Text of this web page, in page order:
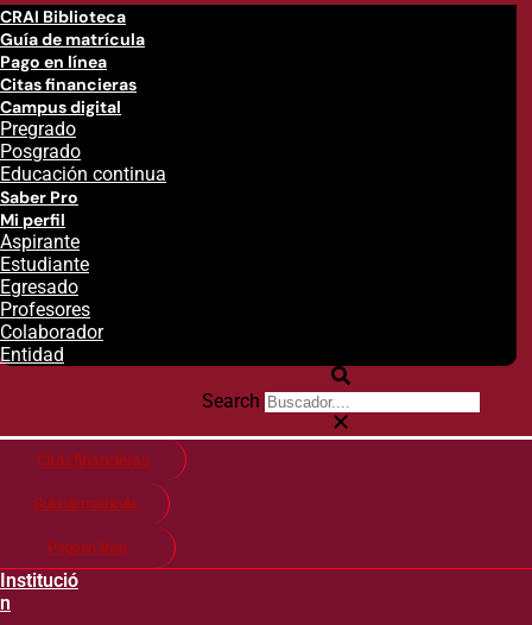
CRAI Biblioteca
Guía de matrícula
Pago en línea
Citas financieras
Campus digital
Pregrado
Posgrado
Educación continua
Saber Pro
Mi perfil
Aspirante
Estudiante
Egresado
Profesores
Colaborador
Entidad
Search
Citas financieras
Guía de matricula
Pago en línea
Institució
n